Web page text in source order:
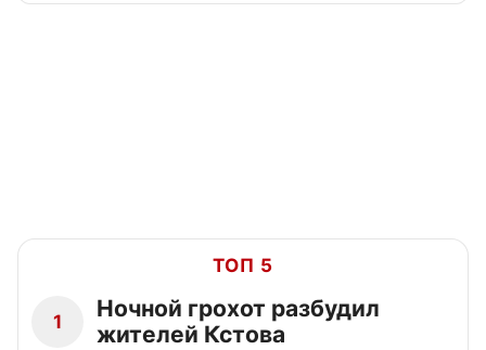
ТОП 5
1
Ночной грохот разбудил
жителей Кстова